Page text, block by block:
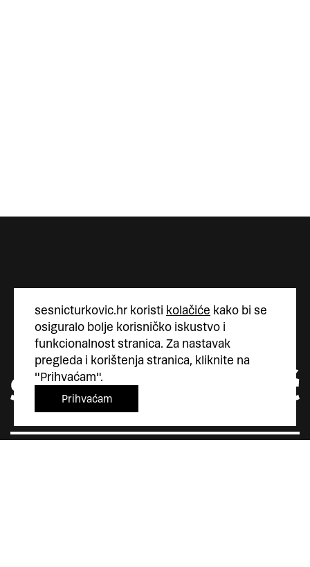
sesnicturkovic.hr koristi kolačiće kako bi se
osiguralo bolje korisničko iskustvo i
funkcionalnost stranica. Za nastavak
pregleda i korištenja stranica, kliknite na
"Prihvaćam".
Prihvaćam